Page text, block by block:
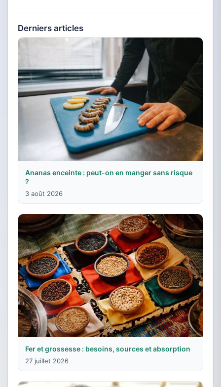
Derniers articles
Ananas enceinte : peut-on en manger sans risque
?
3 août 2026
Fer et grossesse : besoins, sources et absorption
27 juillet 2026